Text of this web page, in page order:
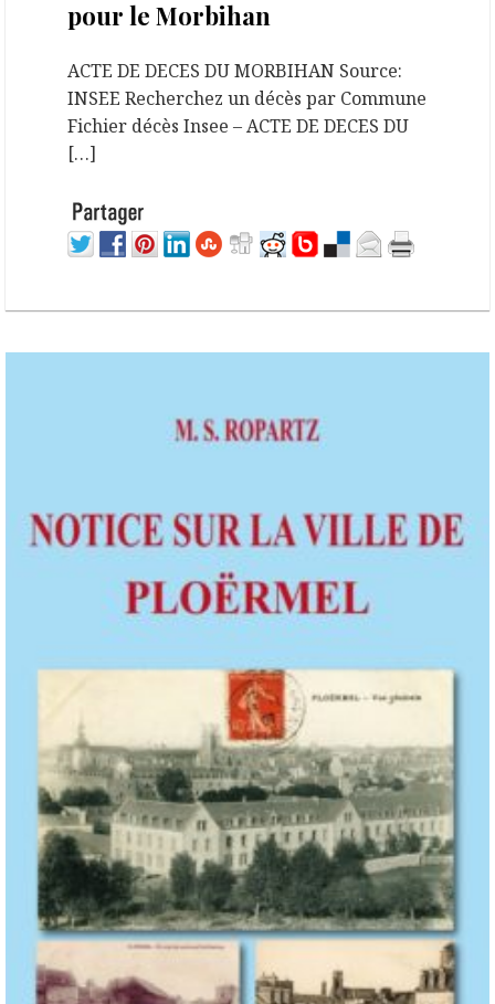
pour le Morbihan
ACTE DE DECES DU MORBIHAN Source:
INSEE Recherchez un décès par Commune
Fichier décès Insee – ACTE DE DECES DU
[…]